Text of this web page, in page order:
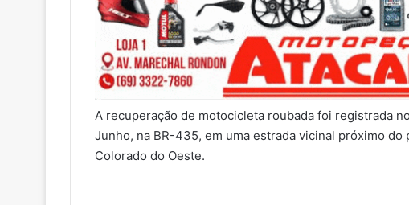
A recuperação de motocicleta roubada foi registrada
Junho, na BR-435, em uma estrada vicinal próximo
Colorado do Oeste.